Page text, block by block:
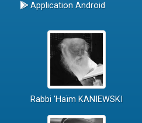
Application Android
Rabbi 'Haïm KANIEWSKI